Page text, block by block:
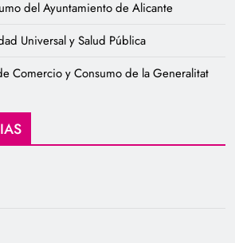
del Ayuntamiento de Alicante
Universal y Salud Pública
Comercio y Consumo de la Generalitat